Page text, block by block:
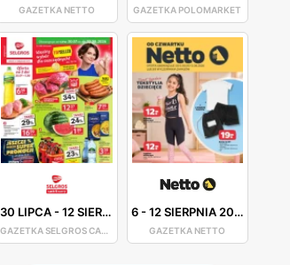
GAZETKA NETTO GAZETKA POLOMARKET
30 LIPCA-12 SIERPNIA 2026
GAZETKA SELGROS CASH&CARRY
6-12 SIERPNIA 2026
GAZETKA NETTO